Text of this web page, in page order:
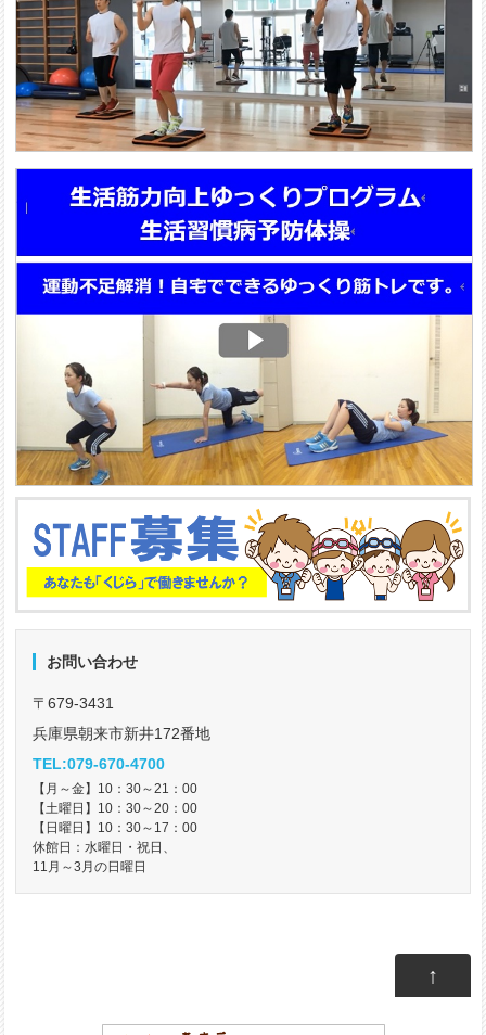
お問い合わせ
〒679-3431
兵庫県朝来市新井172番地
TEL:079-670-4700
【月～金】10：30～21：00
【土曜日】10：30～20：00
【日曜日】10：30～17：00
休館日：水曜日・祝日、
11月～3月の日曜日
↑